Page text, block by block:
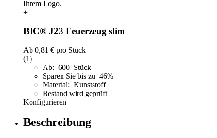
+
BIC® J23 Feuerzeug slim
Ab 0,81 € pro Stück
(1)
Ab: 600 Stück
Sparen Sie bis zu 46%
Material: Kunststoff
Bestand wird geprüft
Konfigurieren
Beschreibung